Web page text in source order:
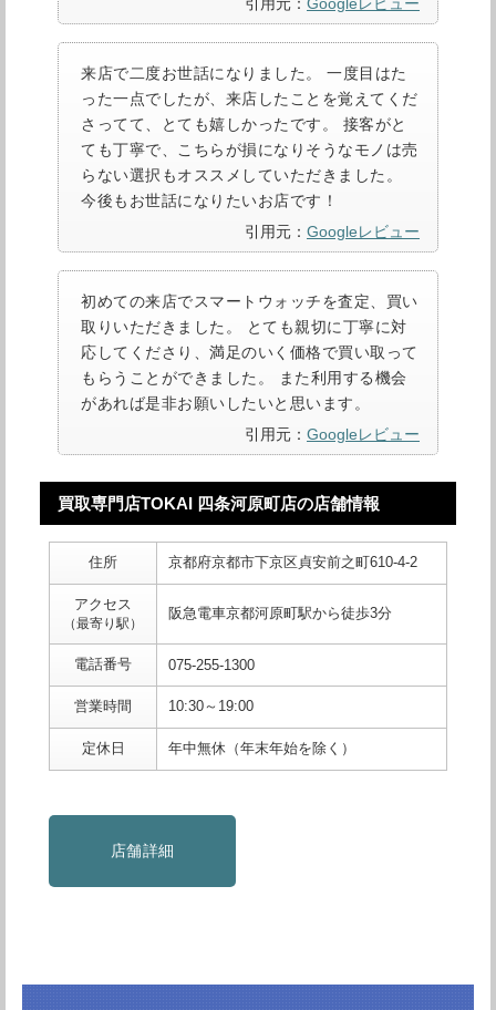
来店で二度お世話になりました。 一度目はた
った一点でしたが、来店したことを覚えてくだ
さってて、とても嬉しかったです。 接客がと
ても丁寧で、こちらが損になりそうなモノは売
らない選択もオススメしていただきました。
今後もお世話になりたいお店です！
引用元： Googleレビュー
初めての来店でスマートウォッチを査定、買い
取りいただきました。 とても親切に丁寧に対
応してくださり、満足のいく価格で買い取って
もらうことができました。 また利用する機会
があれば是非お願いしたいと思います。
引用元： Googleレビュー
買取専門店TOKAI 四条河原町店の店舗情報
住所 京都府京都市下京区貞安前之町610-4-2
アクセス
（最寄り駅）
阪急電車京都河原町駅から徒歩3分
電話番号 075-255-1300
営業時間 10:30～19:00
定休日 年中無休（年末年始を除く）
店舗詳細